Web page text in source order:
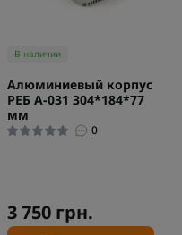
В наличии
Алюминиевый корпус
РЕБ A-031 304*184*77
мм
0
3 750 грн.